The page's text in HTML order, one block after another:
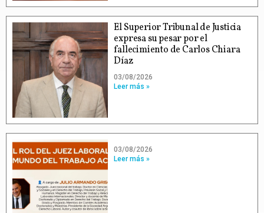
El Superior Tribunal de Justicia
expresa su pesar por el
fallecimiento de Carlos Chiara
Díaz
03/08/2026
Leer más »
03/08/2026
Leer más »